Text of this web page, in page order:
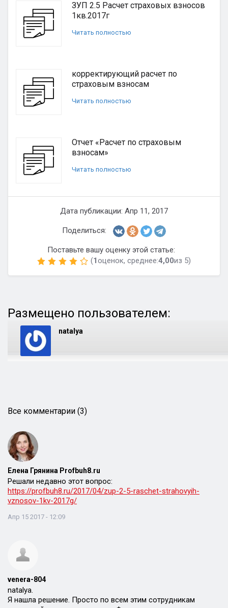
ЗУП 2.5 Расчет страховых взносов
1кв.2017г
Читать полностью
корректирующий расчет по
страховым взносам
Читать полностью
Отчет «Расчет по страховым
взносам»
Читать полностью
Дата публикации: Апр 11, 2017
Поделиться:
Поставьте вашу оценку этой статье:
(1оценок, среднее:4,00из 5)
Размещено пользователем:
natalya
Все комментарии (3)
Елена Грянина Profbuh8.ru
Решали недавно этот вопрос:
https://profbuh8.ru/2017/04/zup-2-5-raschet-strahovyih-
vznosov-1kv-2017g/
Апр 15 2017 - 12:09
venera-804
natalya.
Я нашла решение. Просто по всем этим сотрудникам